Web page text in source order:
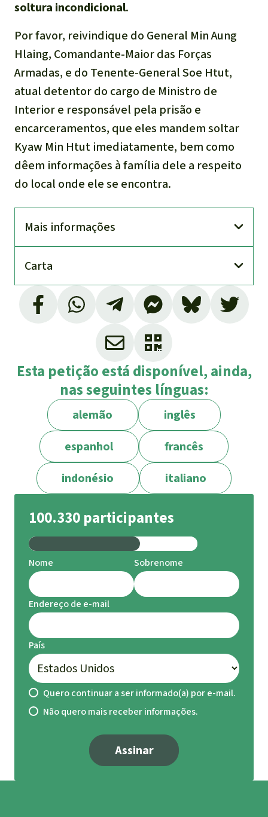
soltura incondicional.
Por favor, reivindique do General Min Aung
Hlaing, Comandante-Maior das Forças
Armadas, e do Tenente-General Soe Htut,
atual detentor do cargo de Ministro de
Interior e responsável pela prisão e
encarceramentos, que eles mandem soltar
Kyaw Min Htut imediatamente, bem como
dêem informações à família dele a respeito
do local onde ele se encontra.
Mais informações
Carta
Esta petição está disponível, ainda,
nas seguintes línguas:
alemão
inglês
espanhol
francês
indonésio
italiano
100.330 participantes
Nome Sobrenome
Endereço de e-mail
País
Quero continuar a ser informado(a) por e-mail.
Não quero mais receber informações.
Assinar